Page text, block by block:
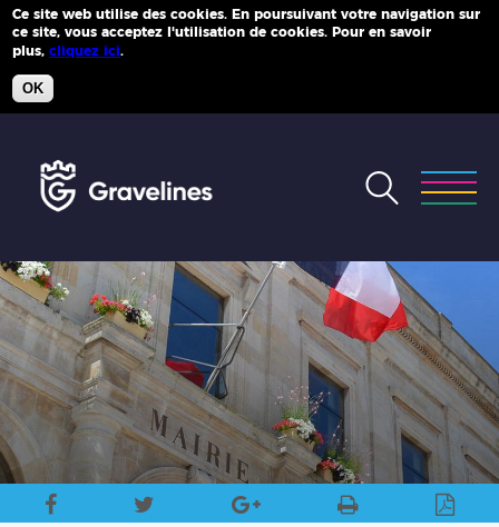
Ce site web utilise des cookies. En poursuivant votre navigation sur
ce site, vous acceptez l'utilisation de cookies. Pour en savoir
plus,cliquez ici.
OK